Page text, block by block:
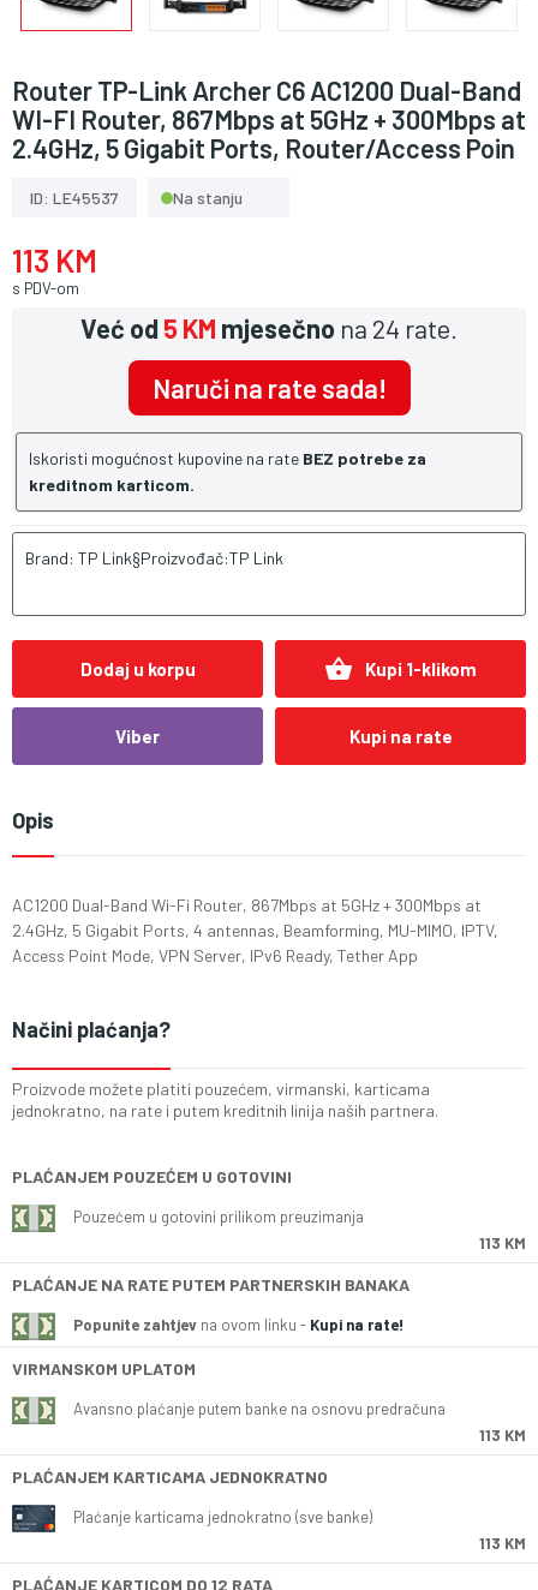
Router TP-Link Archer C6 AC1200 Dual-Band
WI-FI Router, 867Mbps at 5GHz + 300Mbps at
2.4GHz, 5 Gigabit Ports, Router/Access Poin
ID: LE45537 Na stanju
113 KM
s PDV-om
Već od5 KM mjesečno na 24 rate.
Naruči na rate sada!
Iskoristi mogućnost kupovine na rate BEZ potrebe za
kreditnom karticom.
Brand: TP Link§Proizvođač:TP Link
Dodaj u korpu shopping_basket Kupi 1-klikom
Viber Kupi na rate
Opis
AC1200 Dual-Band Wi-Fi Router, 867Mbps at 5GHz + 300Mbps at
2.4GHz, 5 Gigabit Ports, 4 antennas, Beamforming, MU-MIMO, IPTV,
Access Point Mode, VPN Server, IPv6 Ready, Tether App
Načini plaćanja?
Proizvode možete platiti pouzećem, virmanski, karticama
jednokratno, na rate i putem kreditnih linija naših partnera.
PLAĆANJEM POUZEĆEM U GOTOVINI
Pouzećem u gotovini prilikom preuzimanja
113 KM
PLAĆANJE NA RATE PUTEM PARTNERSKIH BANAKA
Popunite zahtjev na ovom linku - Kupi na rate!
VIRMANSKOM UPLATOM
Avansno plaćanje putem banke na osnovu predračuna
113 KM
PLAĆANJEM KARTICAMA JEDNOKRATNO
Plaćanje karticama jednokratno (sve banke)
113 KM
PLAĆANJE KARTICOM DO 12 RATA